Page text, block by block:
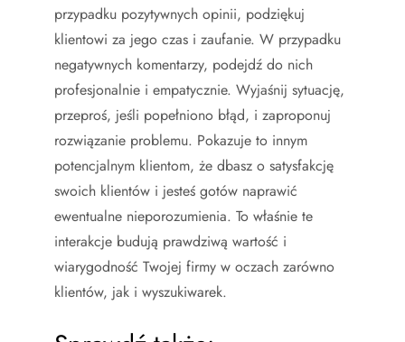
przypadku pozytywnych opinii, podziękuj
klientowi za jego czas i zaufanie. W przypadku
negatywnych komentarzy, podejdź do nich
profesjonalnie i empatycznie. Wyjaśnij sytuację,
przeproś, jeśli popełniono błąd, i zaproponuj
rozwiązanie problemu. Pokazuje to innym
potencjalnym klientom, że dbasz o satysfakcję
swoich klientów i jesteś gotów naprawić
ewentualne nieporozumienia. To właśnie te
interakcje budują prawdziwą wartość i
wiarygodność Twojej firmy w oczach zarówno
klientów, jak i wyszukiwarek.